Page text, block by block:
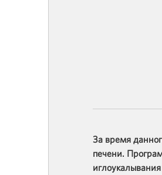
За время
печени.